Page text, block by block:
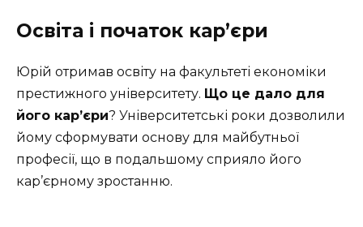
Освіта і початок кар’єри
Юрій отримав освіту на факультеті економіки
престижного університету. Що це дало для
його кар’єри? Університетські роки дозволили
йому сформувати основу для майбутньої
професії, що в подальшому сприяло його
кар’єрному зростанню.